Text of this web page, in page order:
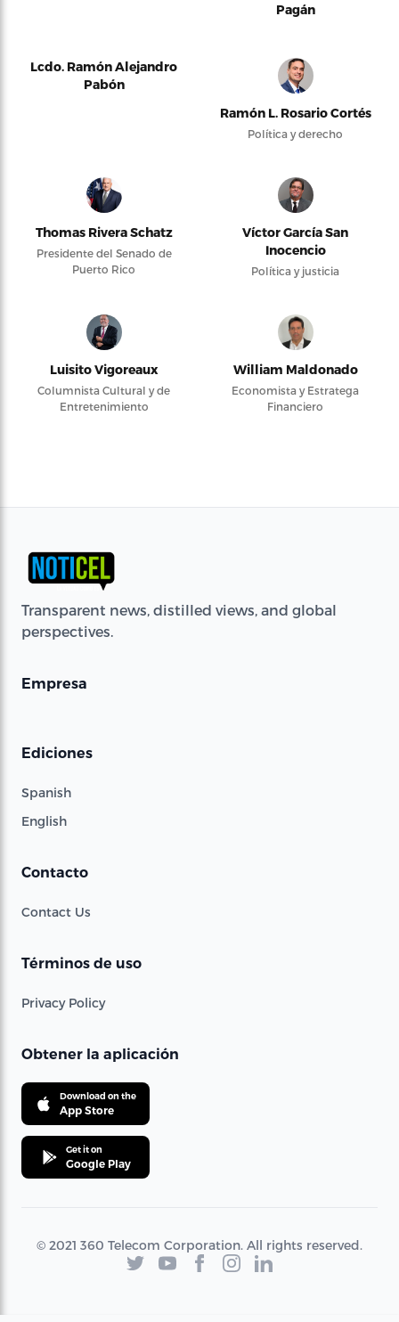
Pagán
Lcdo. Ramón Alejandro
Pabón
Ramón L. Rosario Cortés
Política y derecho
Thomas Rivera Schatz
Presidente del Senado de
Puerto Rico
Víctor García San
Inocencio
Política y justicia
Luisito Vigoreaux
Columnista Cultural y de
Entretenimiento
William Maldonado
Economista y Estratega
Financiero
Transparent news, distilled views, and global
perspectives.
Empresa
Ediciones
Spanish
English
Contacto
Contact Us
Términos de uso
Privacy Policy
Obtener la aplicación
Download on the
App Store
Get it on
Google Play
© 2021 360 Telecom Corporation. All rights reserved.